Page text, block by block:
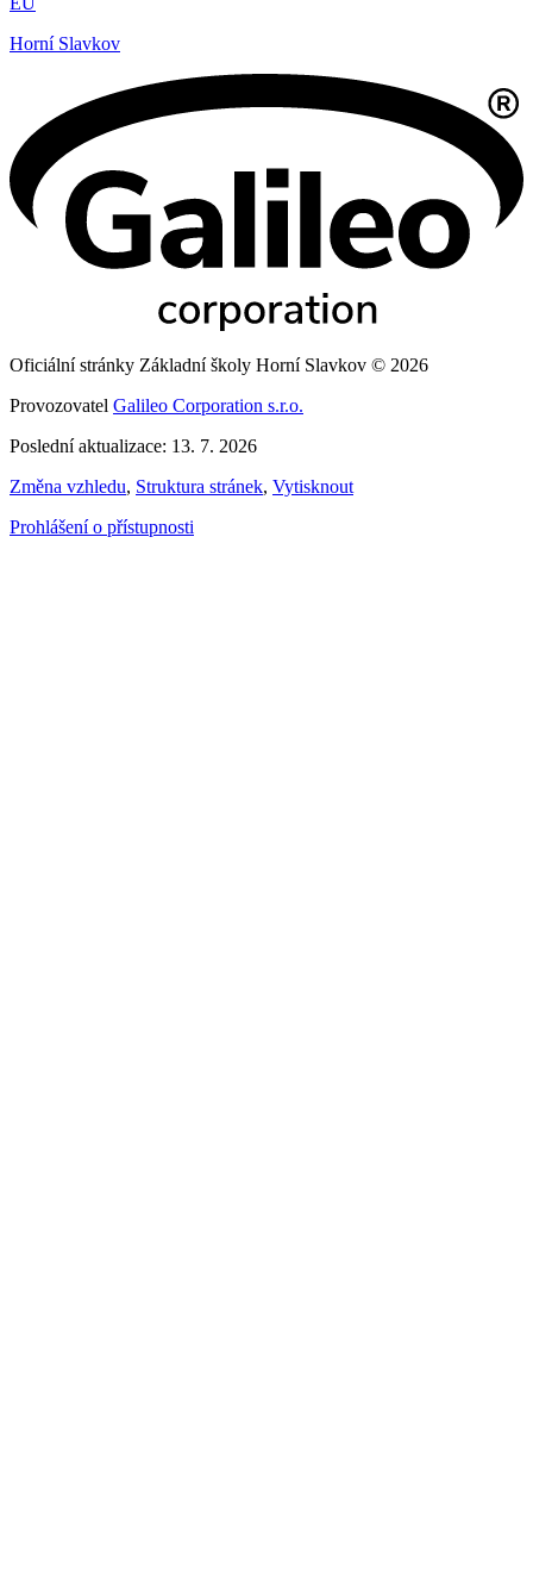
Horní Slavkov
Oficiální stránky Základní školy Horní Slavkov © 2026
Provozovatel Galileo Corporation s.r.o.
Poslední aktualizace: 13. 7. 2026
Změna vzhledu, Struktura stránek, Vytisknout
Prohlášení o přístupnosti